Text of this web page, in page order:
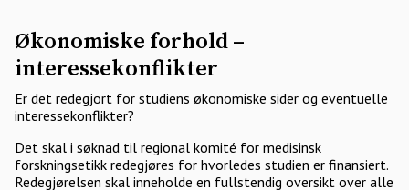
Økonomiske forhold –
interessekonflikter
Er det redegjort for studiens økonomiske sider og eventuelle
interessekonflikter?
Det skal i søknad til regional komité for medisinsk
forskningsetikk redegjøres for hvorledes studien er finansiert.
Redegjørelsen skal inneholde en fullstendig oversikt over alle